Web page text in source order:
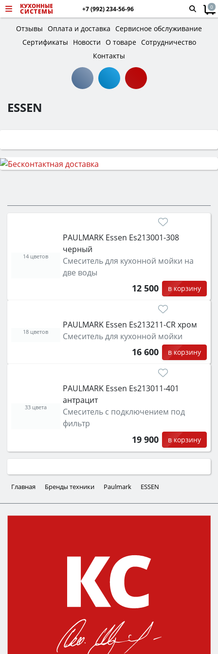
+7 (992) 234-56-96 0
Отзывы Оплата и доставка Сервисное обслуживание
Сертификаты
Новости О товаре Сотрудничество
Контакты
ESSEN
PAULMARK Essen Es213001-308
черный
Смеситель для кухонной мойки на
две воды
12 500 в корзину
14 цветов
PAULMARK Essen Es213211-CR хром
Смеситель для кухонной мойки
16 600 в корзину
18 цветов
PAULMARK Essen Es213011-401
антрацит
Смеситель с подключением под
фильтр
19 900 в корзину
33 цвета
Главная Бренды техники Paulmark ESSEN